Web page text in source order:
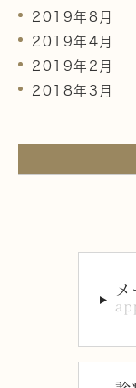
2019年8月
2019年4月
2019年2月
2018年3月